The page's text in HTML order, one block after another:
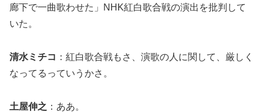
廊下で一曲歌わせた」NHK紅白歌合戦の演出を批判して
いた。
清水ミチコ ：紅白歌合戦もさ、演歌の人に関して、厳しく
なってるっていうかさ。
土屋伸之 ：ああ。